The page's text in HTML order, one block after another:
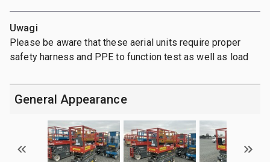
Uwagi
Please be aware that these aerial units require proper
safety harness and PPE to function test as well as load
General Appearance